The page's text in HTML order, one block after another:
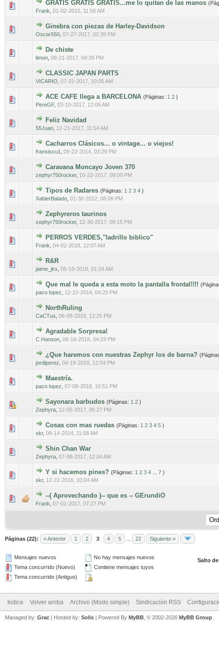
GRATIS GRATIS GRATIS...me lo quitan de las manos
Frank 01-02-2015, 11:56 AM
0 voto(s) - Media 0 de 5
123 45
Ginebra con piezas de Harley-Davidson
Oscar550 07-27-2017, 02:39 PM
0 voto(s) - Media 0 de 5
1 234 5
De chiste
limon 08-21-2017, 04:39 PM
0 voto(s) - Media 0 de 5
CLASSIC JAPAN PARTS
VICARIO 07-31-2017, 10:05 AM
0 voto(s) - Media 0 de 5
123 45
ACE CAFE llega a BARCELONA (Páginas: 1 2 )
PereGF, 03-10-2017, 12:09 AM
0 voto(s) - Media 0 de 5
12345
Feliz Navidad
55Juan 12-21-2017, 11:54 AM
0 voto(s) - Media 0 de 5
Cacharros Clásicos... o vintage... o viejos!
fransiscu1 09-22-2014, 03:29 PM
0 voto(s) - Media 0 de 5
1234 5
Caravana Moncayo Joven 370
zephyr750rocker, 10-22-2017, 09:00 PM
0 voto(s) - Media 0 de 5
12345
Tipos de Radares (Páginas: 1 2 3 4 )
XabierBalado 01-30-2012, 08:06 PM
0 voto(s) - Media 0 de 5
12345
Zephyreros taurinos
zephyr750rocker, 12-30-2017, 09:15 PM
0 voto(s) - Media 0 de 5
12
PERROS VERDES,"ladrillo biblico"
Frank 04-02-2018, 12:07 AM
0 voto(s) - Media 0 de 5
1 234 5
R&R
jaime_jks 05-18-2018, 01:24 AM
Que mal le queda a esta moto la pantalla frontal!!!!
paco lopez
12-22-2014, 04:20 PM
0 voto(s) - Media 0 de 5
1 2345
NorthRuling
CaCTus 06-09-2018, 12:25 PM
0 voto(s) - Media 0 de 5
Agradable Sorpresa!
C.Hanson 06-16-2018, 04:29 PM
0 voto(s) - Media 0 de 5
12
¿Que haremos con nuestras Zephyr los de barna?
jordiperez 04-19-2018, 12:04 PM
0 voto(s) - Media 0 de 5
1 2345
Maestría.
paco lopez 07-08-2018, 10:51 PM
0 voto(s) - Media 0 de 5
Sayonara barbudos (Páginas: 1 2 )
Zephyra 12-05-2017, 06:27 PM
0 voto(s) - Media 0 de 5
1 2345
Cosas con mas ruedas (Páginas: 1 2 3 4 5 )
skr, 08-14-2014, 11:58 AM
0 voto(s) - Media 0 de 5
12345
Shin Chan War
Zephyra 07-08-2017, 12:04 AM
0 voto(s) - Media 0 de 5
Y si hacemos pines? (Páginas: 1 2 3 4 7 )
skr, 12-22-2016, 10:04 AM
0 voto(s) - Media 0 de 5
12 345
--( Aprovechando )-- que es -- GErundiO
Frank 07-01-2017, 07:27 PM
0 voto(s) - Media 0 de 5
1 2345
Páginas (22): « Anterior 1 2 3 4 5 22 Siguiente »
Mensajes nuevos
Tema concurrido (Nuevo)
Tema concurrido (Antiguo)
No hay mensajes nuevos
Contiene mensajes tuyos
Salto
Indice Volver arriba Archivo (Modo simple) Sindicación RSS
Managed by: Grac | Hosted by: Solis | Powered By MyBB , © 2002-2026 MyBB Group